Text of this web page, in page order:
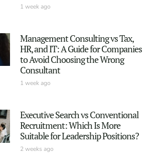
1 week ago
Management Consulting vs Tax,
HR, and IT: A Guide for Companies
to Avoid Choosing the Wrong
Consultant
1 week ago
Executive Search vs Conventional
Recruitment: Which Is More
Suitable for Leadership Positions?
2 weeks ago